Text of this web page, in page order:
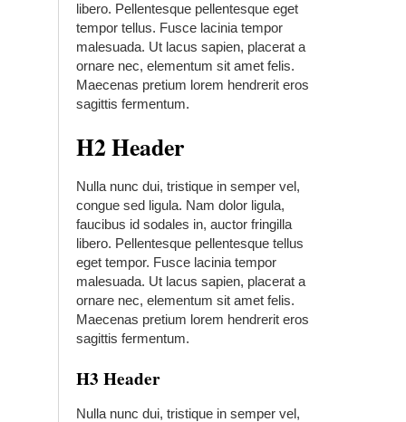
libero. Pellentesque pellentesque eget
tempor tellus. Fusce lacinia tempor
malesuada. Ut lacus sapien, placerat a
ornare nec, elementum sit amet felis.
Maecenas pretium lorem hendrerit eros
sagittis fermentum.
H2 Header
Nulla nunc dui, tristique in semper vel,
congue sed ligula. Nam dolor ligula,
faucibus id sodales in, auctor fringilla
libero. Pellentesque pellentesque tellus
eget tempor. Fusce lacinia tempor
malesuada. Ut lacus sapien, placerat a
ornare nec, elementum sit amet felis.
Maecenas pretium lorem hendrerit eros
sagittis fermentum.
H3 Header
Nulla nunc dui, tristique in semper vel,